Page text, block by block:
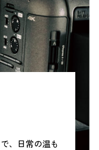
、日常の温も